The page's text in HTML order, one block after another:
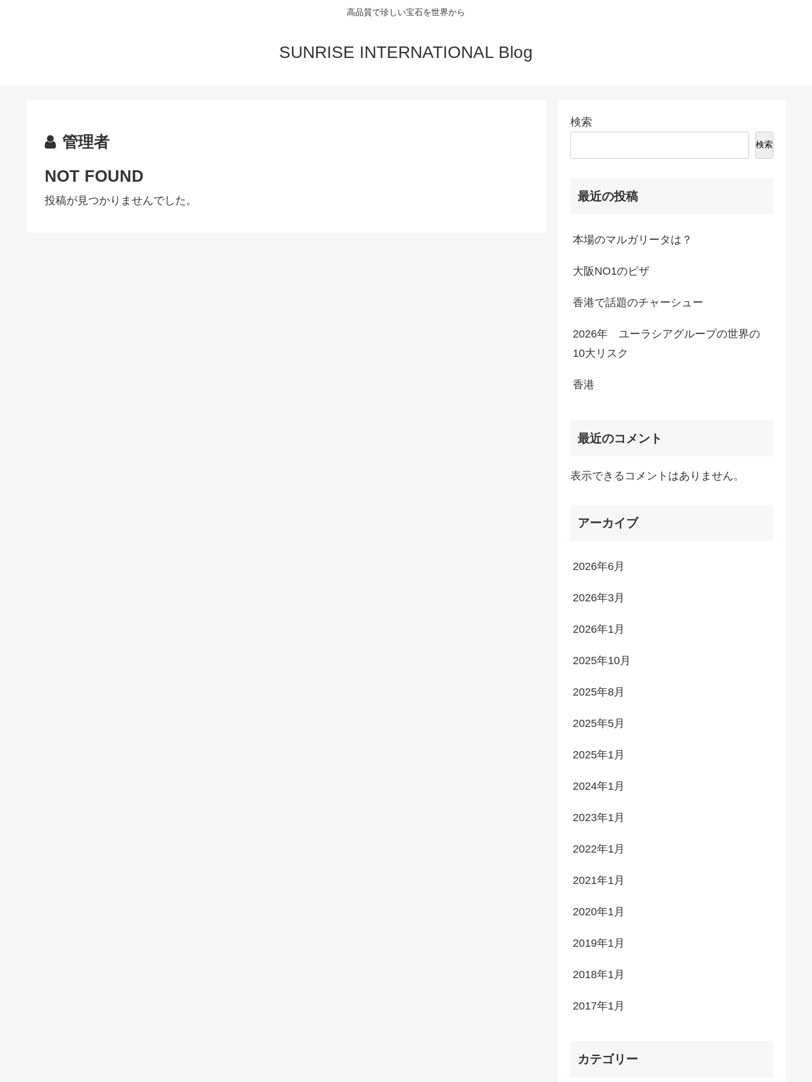
高品質で珍しい宝石を世界から
SUNRISE INTERNATIONAL Blog
管理者
NOT FOUND
投稿が見つかりませんでした。
検索
検索
最近の投稿
本場のマルガリータは？
大阪NO1のピザ
香港で話題のチャーシュー
2026年 ユーラシアグループの世界の
10大リスク
香港
最近のコメント
表示できるコメントはありません。
アーカイブ
2026年6月
2026年3月
2026年1月
2025年10月
2025年8月
2025年5月
2025年1月
2024年1月
2023年1月
2022年1月
2021年1月
2020年1月
2019年1月
2018年1月
2017年1月
カテゴリー